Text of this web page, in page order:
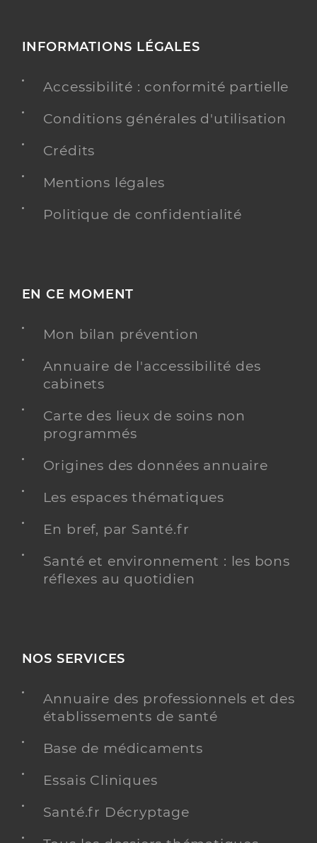
INFORMATIONS LÉGALES
Accessibilité : conformité partielle
Conditions générales d'utilisation
Crédits
Mentions légales
Politique de confidentialité
EN CE MOMENT
Mon bilan prévention
Annuaire de l'accessibilité des
cabinets
Carte des lieux de soins non
programmés
Origines des données annuaire
Les espaces thématiques
En bref, par Santé.fr
Santé et environnement : les bons
réflexes au quotidien
NOS SERVICES
Annuaire des professionnels et des
établissements de santé
Base de médicaments
Essais Cliniques
Santé.fr Décryptage